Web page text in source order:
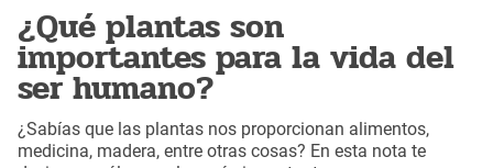
¿Qué plantas son
importantes para la vida del
ser humano?
¿Sabías que las plantas nos proporcionan alimentos,
medicina, madera, entre otras cosas? En esta nota te